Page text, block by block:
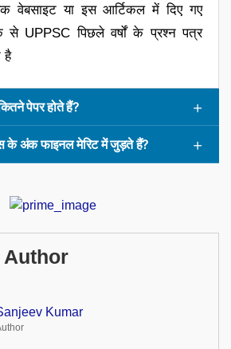
वेबसाइट या इस आर्टिकल में दिए गए
से UPPSC पिछले वर्षों के प्रश्न पत्र
है
पेपर होते हैं?
के अंक फाइनल मेरिट में जुड़ते हैं?
Author
Kumar